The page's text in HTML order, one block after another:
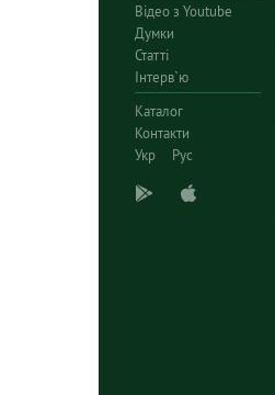
Відео з Youtube
Думки
Статті
Інтерв`ю
Каталог
Контакти
Укр
Рус